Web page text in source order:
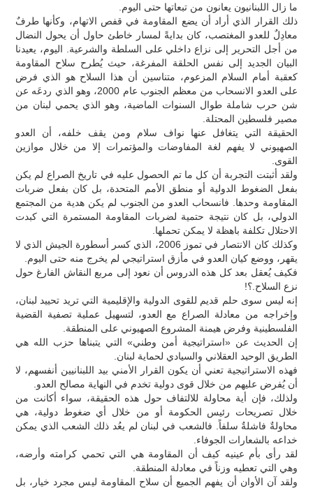
ما زال اللبنانيون يعانون من تبعاتها حتى اليوم.
ذلك القرار الذي أراد أن يضع المقاومة في قفص الاتهام، وكأنها طرفٌ
معادِلٌ للعدو المغتصب، كان بدايةً لمسار خاطئ حاول أن يحول النضال
من أجل التحرير إلى نزاع داخلي على السلطة والشرعية. اليوم، يعيدنا
البيان الجديد إلى نفس الحلقة المفرغة، حيث يُطرح سلاح المقاومة
كعقبة أمام السلام المزعوم، متناسين أن هذا السلاح هو الذي فرض
على العدو الانسحاب من معظم الجنوب عام 2000، وهو الذي ردعَه عن
شن حرب شاملة طوال السنوات الماضية، وهو الذي يحمي لبنان من
مصير فلسطين المحتلة.
الحقيقة التي يتغافل عنها نواف سلام ومن يقف خلفه، أن العدو
الصهيوني لا يفهم لغة المفاوضات والمؤتمرات إلا من خلال موازين
القوى.
ولقد أثبتت التجربة أن كل ما تم الحصول عليه في تاريخ الصراع لم يكن
بفعل الضغوط الدولية أو منطق الأمم المتحدة، بل كان بفعل ضربات
المقاومة وحدها. فانسحاب العدو من الجنوب لم يكن هدية من المجتمع
الدولي، بل كان نتيجة حتمية لضربات المقاومة المستمرة التي كبدت
الاحتلال تكلفة باهظة لا يمكن تحملها.
وكذلك كان الانتصار في تموز 2006، الذي كسر أسطورة الجيش الذي لا
يقهر، ووضع كيان العدو في مأزق استراتيجي لم يخرج منه حتى اليوم.
فكيف يُعقل بعد كل هذه الدروس أن نعود إلى مربع النقاش الفارغ حول
نزع السلاح.؟!
إنه ليس سوى حلم قديم للقوى الدولية والإقليمية التي تريد تحييد لبنان،
وإخراجه من معادلة الصراع مع العدو، لتسهيل عملية تصفية القضية
الفلسطينية وفرض هيمنة المشروع الصهيوني على المنطقة.
إن الحديث عن «استراتيجية أمن وطني» التي يتبناها حزب الله هي
الطريق الوحيد العقلاني والسيادي لحماية لبنان.
فهذه الاستراتيجية تعني أن يكون القرار الأمني بيد اللبنانيين أنفسهم، لا
أن يُفرض عليهم من خلال قوى دولية تخدم في النهاية مصالح العدو.
ولذلك، فإن أية محاولة للالتفاف حول هذه الحقيقة، سواء أكانت من
خلال تصريحات رئيس الحكومة أو من خلال أي ضغوط دولية، هي
محاولةٌ فاشلةٌ سلفاً. فالشعب في لبنان لم يعُد ذلك الشعب الذي يمكن
خداعه بالشعارات الجوفاء.
لقد رأى بأم عينيه كيف أن المقاومة هي التي تحمي كرامته وأرضه،
وهي التي تعطيه وزناً في معادلة المنطقة.
ولقد آن الأوان أن يفهم الجميع أن سلاح المقاومة ليس مجرد خيار، بل